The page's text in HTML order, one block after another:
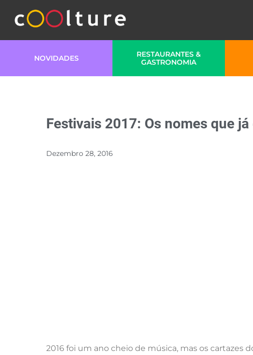
NOVIDADES
RESTAURANTES &
GASTRONOMIA
Festivais 2017: Os nomes que
Dezembro 28, 2016
2016 foi um ano cheio de música, mas os cartazes